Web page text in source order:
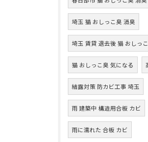
埼玉 猫 おしっこ臭 消臭
埼玉 賃貸 退去後 猫 おしっ
猫 おしっこ臭 気になる
結露対策 防カビ工事 埼玉
雨 建築中 構造用合板 カビ
雨に濡れた 合板 カビ